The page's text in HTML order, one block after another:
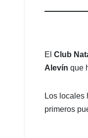
El Club
Alevín que
Los locales
primeros